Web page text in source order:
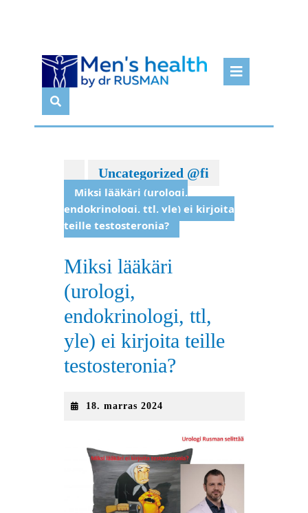
Skip
content
Uncategorized @fi
Miksi lääkäri (urologi,
endokrinologi, ttl, yle) ei kirjoita
teille testosteronia?
Miksi lääkäri
(urologi,
endokrinologi, ttl,
yle) ei kirjoita teille
testosteronia?
18. marras 202418.
2024